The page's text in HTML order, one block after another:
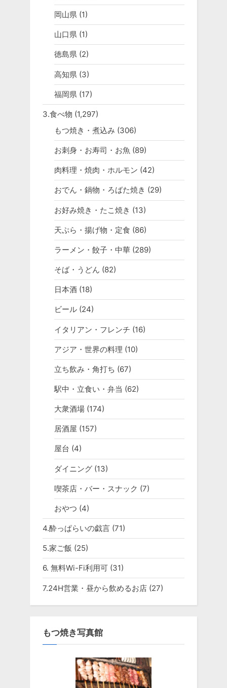
岡山県(1)
山口県(1)
徳島県(2)
高知県 (3)
福岡県 (17)
3.食べ物 (1,297)
もつ焼き・煮込み (306)
お刺身・お寿司・お魚 (89)
肉料理・焼肉・ホルモン (42)
おでん・鍋物・ろばた焼き (29)
お好み焼き・たこ焼き (13)
天ぷら・揚げ物・定食 (86)
ラーメン・餃子・中華(289)
そば・うどん (82)
日本酒(18)
ビール(24)
イタリアン・フレンチ (16)
アジア・世界の料理 (10)
立ち飲み・角打ち (67)
駅中・立食い・弁当 (62)
大衆酒場(174)
居酒屋 (157)
屋台 (4)
ダイニング(13)
喫茶店・バー・スナック (7)
おやつ (4)
4.酔っぱらいの戯言 (71)
5.家ご飯 (25)
6. 無料Wi-Fi利用可 (31)
7.24H営業・昼から飲めるお店 (27)
もつ焼き写真館